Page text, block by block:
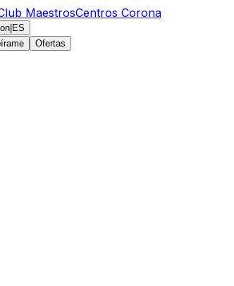
MaestrosCentros Corona
ES
Ofertas